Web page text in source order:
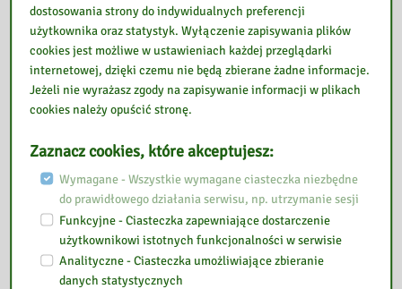
wsparcie
obywatelom
Ukrainy m.in.
w zakresie
znalezienia
schronienia,
pomocy […]
BAZA
INFORMACJI
DLA
OBYWATELI
UKRAINY
Czytaj więcej
MATERIAŁY
DLA
NAUCZYCIELI
ВЧИТЕЛІВ
Czytaj więcej
»
OFERTA
BIBLIOTEKI
ПРОПОЗИЦІЯ
Czytaj więcej
dostosowania strony do indywidualnych preferencji
użytkownika oraz statystyk. Wyłączenie zapisywania plików
cookies jest możliwe w ustawieniach każdej przeglądarki
internetowej, dzięki czemu nie będą zbierane żadne informacje.
Jeżeli nie wyrażasz zgody na zapisywanie informacji w plikach
cookies należy opuścić stronę.
Zaznacz cookies, które akceptujesz:
Wymagane - Wszystkie wymagane ciasteczka niezbędne
do prawidłowego działania serwisu, np. utrzymanie sesji
Funkcyjne - Ciasteczka zapewniające dostarczenie
użytkownikowi istotnych funkcjonalności w serwisie
Analityczne - Ciasteczka umożliwiające zbieranie
danych statystycznych